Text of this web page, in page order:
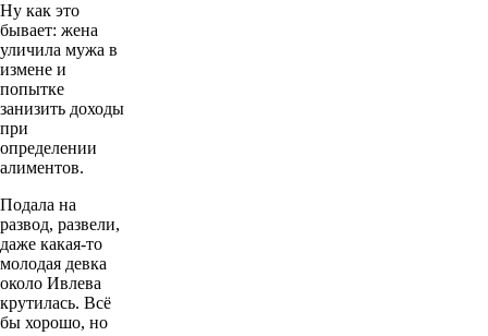
Ну как это
бывает: жена
уличила мужа в
измене и
попытке
занизить доходы
при
определении
алиментов.
Подала на
развод, развели,
даже какая-то
молодая девка
около Ивлева
крутилась. Всё
бы хорошо, но